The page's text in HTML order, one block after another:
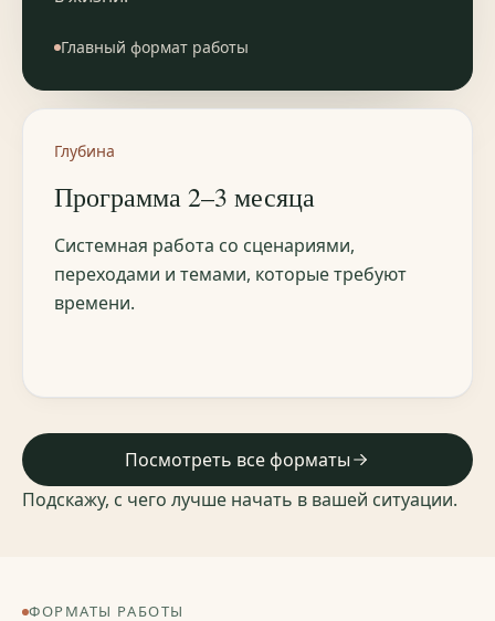
Главный формат работы
Глубина
Программа 2–3 месяца
Системная работа со сценариями,
переходами и темами, которые требуют
времени.
Посмотреть все форматы
Подскажу, с чего лучше начать в вашей ситуации.
ФОРМАТЫ РАБОТЫ